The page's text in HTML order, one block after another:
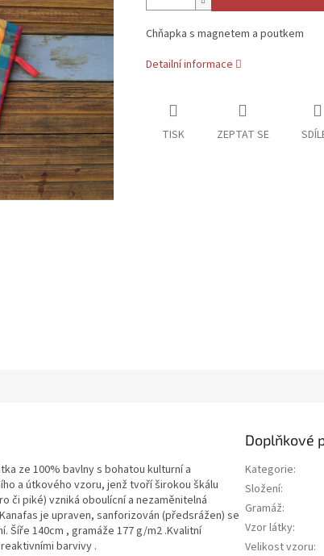
Chňapka s magnetem a poutkem
Detailní informace
TISK ZEPTAT SE
ze 100% bavlny s bohatou kulturní a
a útkového vzoru, jenž tvoří širokou škálu
či piké) vzniká oboulícní a nezaměnitelná
je upraven, sanforizován (předsrážen) se
Šíře 140cm , gramáže 177 g/m2 .Kvalitní
barvivy .
Doplňkové
Kategorie:
Složení:
Gramáž:
Vzor látky:
Velikost vzoru: